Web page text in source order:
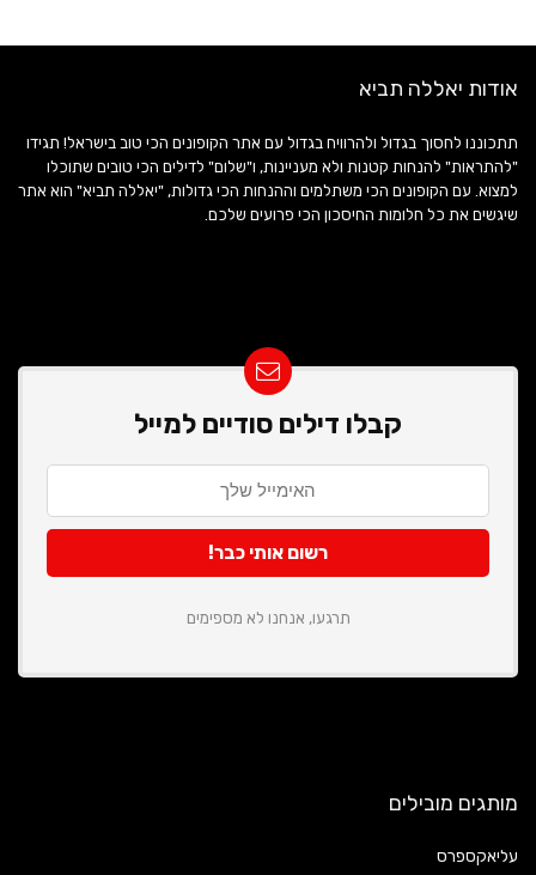
אודות יאללה תביא
תתכוננו לחסוך בגדול ולהרוויח בגדול עם אתר הקופונים הכי טוב בישראל! תגידו
"להתראות" להנחות קטנות ולא מעניינות, ו"שלום" לדילים הכי טובים שתוכלו
למצוא. עם הקופונים הכי משתלמים וההנחות הכי גדולות, "יאללה תביא" הוא אתר
שיגשים את כל חלומות החיסכון הכי פרועים שלכם.
קבלו דילים סודיים למייל
תרגעו, אנחנו לא מספימים
מותגים מובילים
עליאקספרס